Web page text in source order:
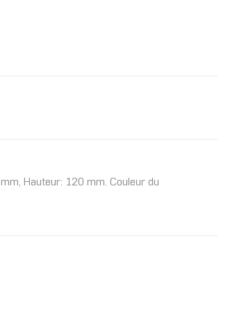
Hauteur: 120 mm. Couleur du